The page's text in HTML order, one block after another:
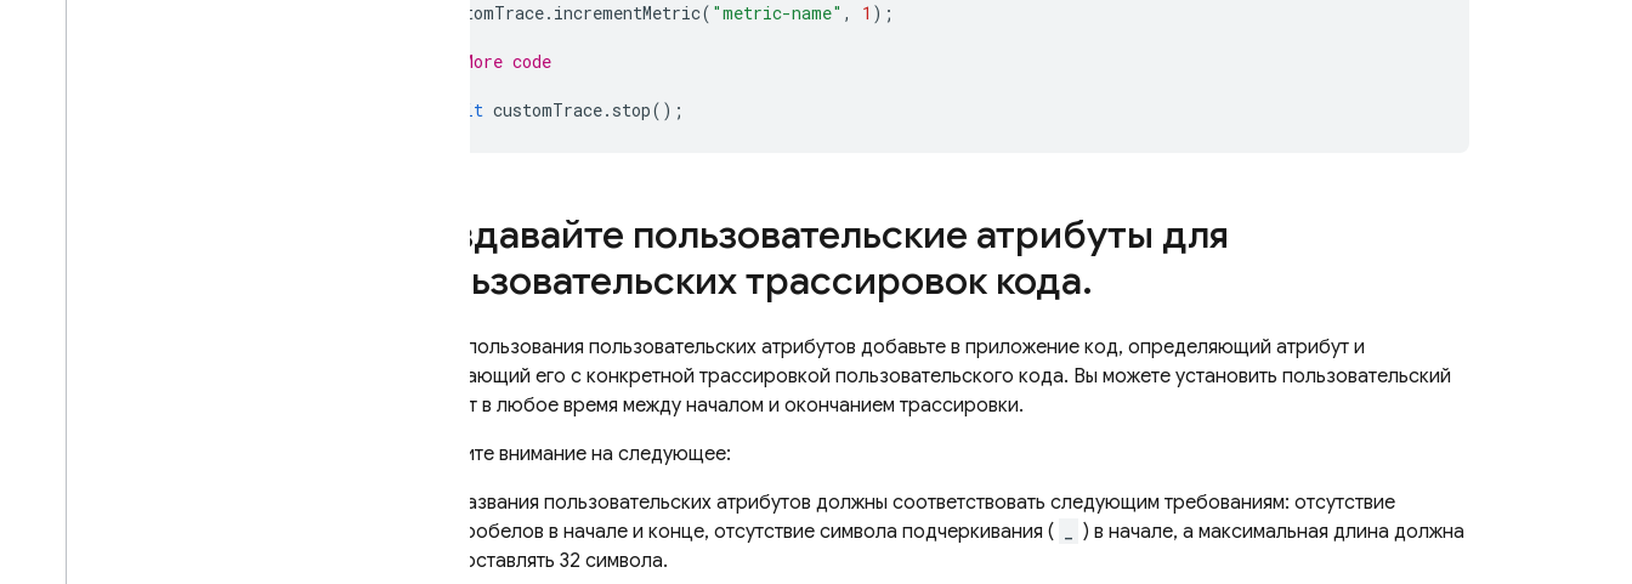
customTrace. incrementMetric( "metric-name" , 1 );
// More code
await customTrace. stop();
Создавайте пользовательские атрибуты для
пользовательских трассировок кода.
Для использования пользовательских атрибутов добавьте в приложение код, определяющий атрибут и
связывающий его с конкретной трассировкой пользовательского кода. Вы можете установить пользовательский
атрибут в любое время между началом и окончанием трассировки.
Обратите внимание на следующее:
Названия пользовательских атрибутов должны соответствовать следующим требованиям: отсутствие
пробелов в начале и конце, отсутствие символа подчеркивания (
) в начале, а максимальная длина должна
составлять 32 символа.